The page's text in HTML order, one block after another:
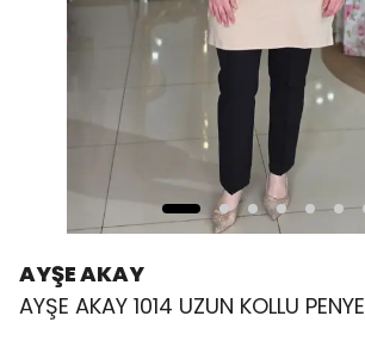
AYŞE AKAY
AYŞE AKAY 1014 UZUN KOLLU PENYE